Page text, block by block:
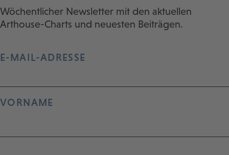
Wöchentlicher Newsletter mit den aktuellen
Arthouse-Charts und neuesten Beiträgen.
E-MAIL-ADRESSE
VORNAME